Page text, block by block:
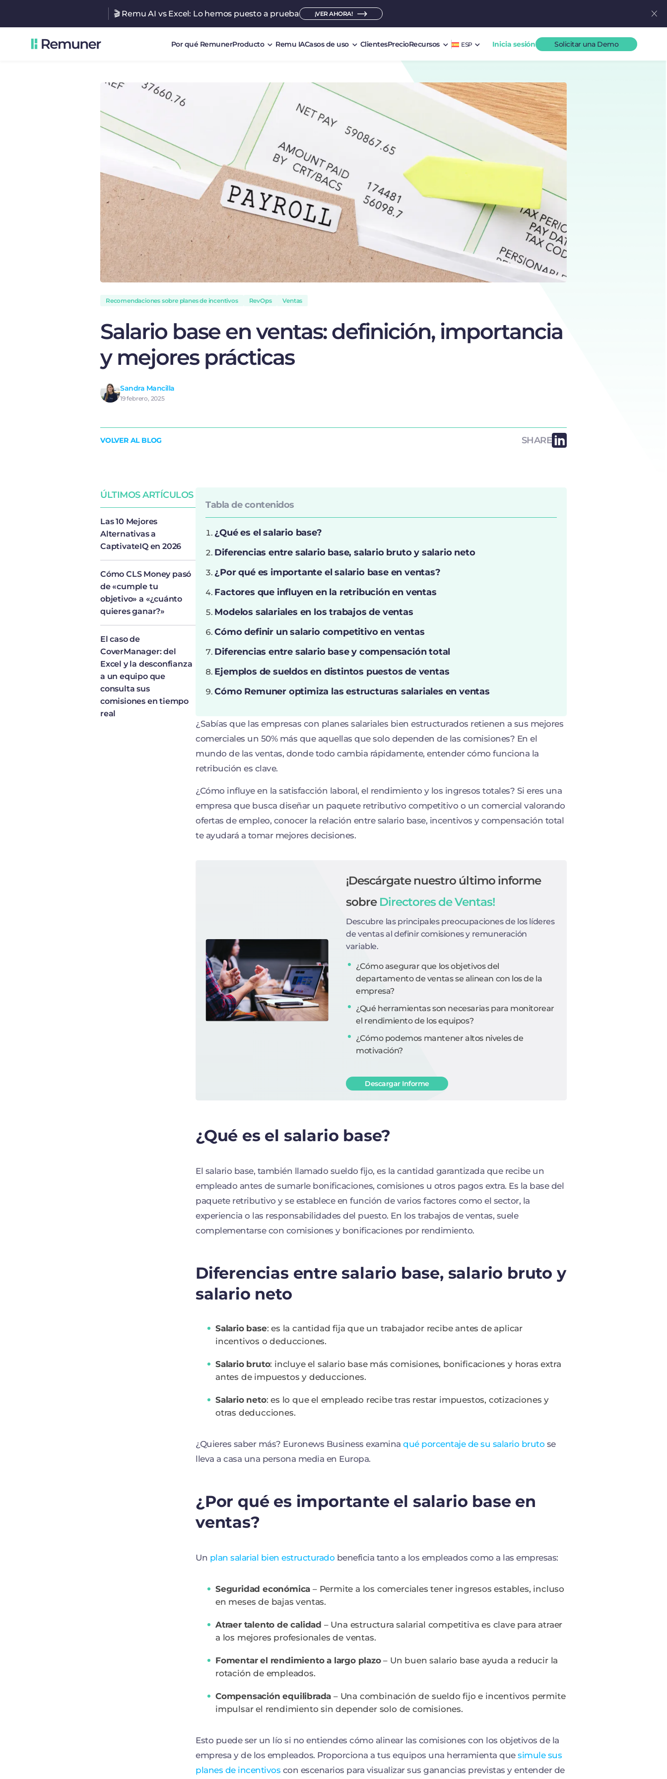
🎬 Remu AI vs Excel: Lo hemos puesto a prueba ¡VER AHORA!
Por qué RemunerProducto Remu IACasos de uso ClientesPrecioRecursos ESP Inicia sesión Solicitar una Demo
Recomendaciones sobre planes de incentivos RevOps Ventas
Salario base en ventas: definición, importancia
y mejores prácticas
Sandra Mancilla
19 febrero, 2025
VOLVER AL BLOG SHARE
ÚLTIMOS ARTÍCULOS
Las 10 Mejores
Alternativas a
CaptivateIQ en 2026
Cómo CLS Money pasó
de «cumple tu
objetivo» a «¿cuánto
quieres ganar?»
El caso de
CoverManager: del
Excel y la desconfianza
a un equipo que
consulta sus
comisiones en tiempo
real
Tabla de contenidos
¿Qué es el salario base?
Diferencias entre salario base, salario bruto y salario neto
¿Por qué es importante el salario base en ventas?
Factores que influyen en la retribución en ventas
Modelos salariales en los trabajos de ventas
Cómo definir un salario competitivo en ventas
Diferencias entre salario base y compensación total
Ejemplos de sueldos en distintos puestos de ventas
Cómo Remuner optimiza las estructuras salariales en ventas
¿Sabías que las empresas con planes salariales bien estructurados retienen a sus mejores
comerciales un 50% más que aquellas que solo dependen de las comisiones? En el
mundo de las ventas, donde todo cambia rápidamente, entender cómo funciona la
retribución es clave.
¿Cómo influye en la satisfacción laboral, el rendimiento y los ingresos totales? Si eres una
empresa que busca diseñar un paquete retributivo competitivo o un comercial valorando
ofertas de empleo, conocer la relación entre salario base, incentivos y compensación total
te ayudará a tomar mejores decisiones.
¡Descárgate nuestro último informe
sobre Directores de Ventas!
Descubre las principales preocupaciones de los líderes
de ventas al definir comisiones y remuneración
variable.
¿Cómo asegurar que los objetivos del
departamento de ventas se alinean con los de la
empresa?
¿Qué herramientas son necesarias para monitorear
el rendimiento de los equipos?
¿Cómo podemos mantener altos niveles de
motivación?
Descargar Informe
¿Qué es el salario base?
El salario base, también llamado sueldo fijo, es la cantidad garantizada que recibe un
empleado antes de sumarle bonificaciones, comisiones u otros pagos extra. Es la base del
paquete retributivo y se establece en función de varios factores como el sector, la
experiencia o las responsabilidades del puesto. En los trabajos de ventas, suele
complementarse con comisiones y bonificaciones por rendimiento.
Diferencias entre salario base, salario bruto y
salario neto
Salario base: es la cantidad fija que un trabajador recibe antes de aplicar
incentivos o deducciones.
Salario bruto: incluye el salario base más comisiones, bonificaciones y horas extra
antes de impuestos y deducciones.
Salario neto: es lo que el empleado recibe tras restar impuestos, cotizaciones y
otras deducciones.
¿Quieres saber más? Euronews Business examina qué porcentaje de su salario bruto se
lleva a casa una persona media en Europa.
¿Por qué es importante el salario base en
ventas?
Un plan salarial bien estructurado beneficia tanto a los empleados como a las empresas:
Seguridad económica – Permite a los comerciales tener ingresos estables, incluso
en meses de bajas ventas.
Atraer talento de calidad – Una estructura salarial competitiva es clave para atraer
a los mejores profesionales de ventas.
Fomentar el rendimiento a largo plazo– Un buen salario base ayuda a reducir la
rotación de empleados.
Compensación equilibrada – Una combinación de sueldo fijo e incentivos permite
impulsar el rendimiento sin depender solo de comisiones.
Esto puede ser un lío si no entiendes cómo alinear las comisiones con los objetivos de la
empresa y de los empleados. Proporciona a tus equipos una herramienta que simule sus
planes de incentivos con escenarios para visualizar sus ganancias previstas y entender de